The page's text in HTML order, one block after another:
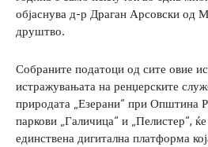
објаснува д-р Драган Арсовски од
друштво.
Собраните податоци од сите овие
истражувањата на ренџерските
природата „Езерани“ при Општина
паркови „Галичица“ и „Пелистер“,
единствена дигитална платформа